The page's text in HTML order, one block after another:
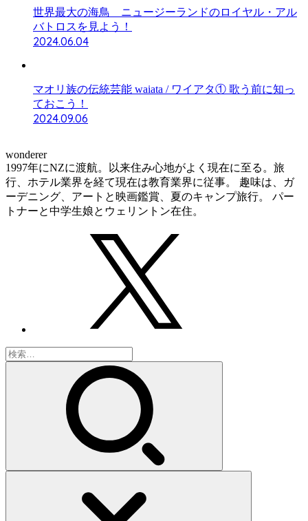
世界最大の海鳥 ニュージーランドのロイヤル・アル
バトロスを見よう！
2024.06.04
マオリ族の伝統芸能 waiata / ワイアタ① 歌う前に知っ
ておこう！
2024.09.06
wonderer
1997年にNZに渡航。以来住み心地がよく現在に至る。旅
行、ホテル業界を経て現在は教育業界に従事。 趣味は、ガ
ーデニング、アートと映画鑑賞、夏のキャンプ旅行。 パー
トナーと中学生娘とウェリントン在住。
検
索: